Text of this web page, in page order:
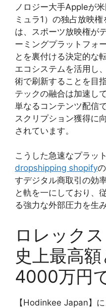
ノロジー大手Appleが
ミュラ1）の独占放映
は、スポーツ放映権が
ーミングプラットフォ
とを裏付ける決定的な
エコシステムを活用し
術で刷新することを目
テックの融合は加速し
単なるコンテンツ配信
スクリプション獲得に
されています。
こうした急速なプラッ
dropshipping shopify
すデジタル商取引の効
と軌を一にしており、
る強力な外部圧力を生
ロレック
史上最高
4000万円
【Hodinkee Japan】